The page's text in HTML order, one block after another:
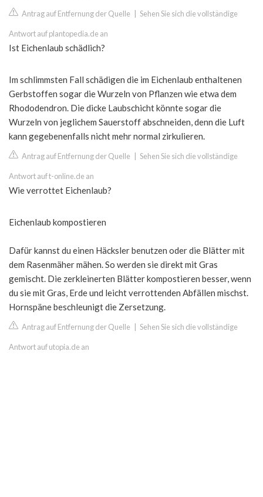
Antrag auf Entfernung der Quelle Sehen Sie sich die vollständige
Antwort auf plantopedia.de an
Ist Eichenlaub schädlich?
Im schlimmsten Fall schädigen die im Eichenlaub enthaltenen
Gerbstoffen sogar die Wurzeln von Pflanzen wie etwa dem
Rhododendron. Die dicke Laubschicht könnte sogar die
Wurzeln von jeglichem Sauerstoff abschneiden, denn die Luft
kann gegebenenfalls nicht mehr normal zirkulieren.
Antrag auf Entfernung der Quelle Sehen Sie sich die vollständige
Antwort auf t-online.de an
Wie verrottet Eichenlaub?
Eichenlaub kompostieren
Dafür kannst du einen Häcksler benutzen oder die Blätter mit
dem Rasenmäher mähen. So werden sie direkt mit Gras
gemischt. Die zerkleinerten Blätter kompostieren besser, wenn
du sie mit Gras, Erde und leicht verrottenden Abfällen mischst.
Hornspäne beschleunigt die Zersetzung.
Antrag auf Entfernung der Quelle Sehen Sie sich die vollständige
Antwort auf utopia.de an